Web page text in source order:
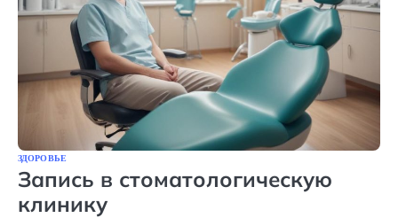
ЗДОРОВЬЕ
Запись в стоматологическую
клинику